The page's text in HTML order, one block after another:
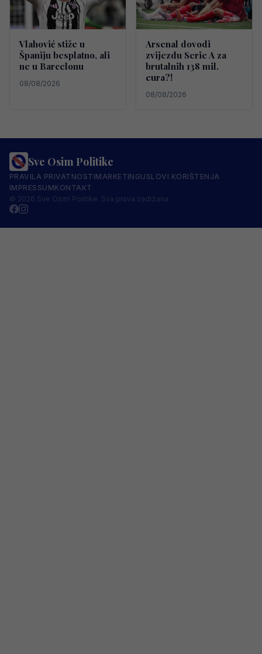
Vlahović stiže u
Španiju besplatno, ali
ne u Barcelonu
08/08/2026
Arsenal dovodi
zvijezdu Serie A za
brutalnih 138 mil.
eura?!
08/08/2026
Sve Osim Politike
PRAVILA PRIVATNOSTIMARKETINGUSLOVI KORIŠTENJA
IMPRESSUMKONTAKT
© 2026 Sve Osim Politike. Sva prava zadržana.